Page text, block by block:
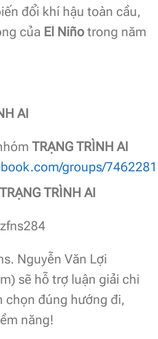
đổi khí hậu toàn cầu,
của El Niñotrong năm
AI
TRẠNG TRÌNH AI
groups/
TRẠNG TRÌNH AI
Nguyễn Văn Lợi
sẽ hỗ trợ luận giải chi
chọn đúng hướng đi,
năng!